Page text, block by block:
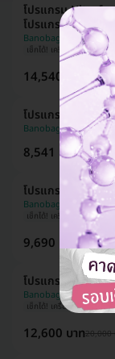
เช็กได้! เครื่องจากผู้นำเข้า
โปรแกรม
โปรแกรม Oligio
Banobagi Clinic
14,540 บาท 33,000
โปรแกรมเมโสหน้
Banobagi Clinic
8,541 บาท15,000 บาท
เช็กได้! เครื่องจากผู้นำเข้า
โปรแกรม Oligio
Banobagi Clinic
9,690 บาท14,000 บาท
เช็กได้! เครื่องจากผู้นำเข้า
โปรแกรม
Banobagi Clinic
12,600 บาท20,000